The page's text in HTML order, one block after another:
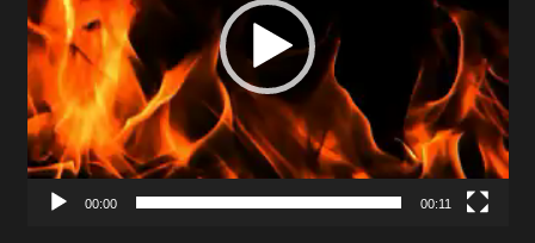
00:00 00:11